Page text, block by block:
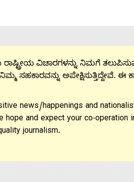
ವಿಚಾರಗಳನ್ನು ನಿಮಗೆ
ಸಹಕಾರವನ್ನು ಅಪೇಕ್ಷಿಸುತ್ತಿದ್ದೇವೆ.
news/happenings and
hope and expect your co-operation
journalism.